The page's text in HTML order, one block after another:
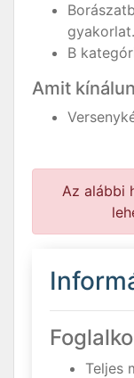
gyakorlat.
B
Amit
Az alábbi
Teljes